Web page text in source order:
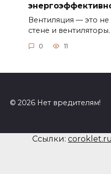
Вентиляция — это
стене и вентиляторы.
0 11
© 2026 Нет вредителям!
Ссылки: coroklet.ru